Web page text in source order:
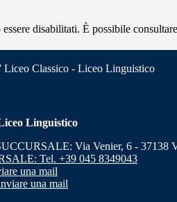
disabilitati. È possibile
Liceo Classico - Liceo Linguistico
Linguistico
Via Venier, 6 - 37138
Tel. +39 045 8349043
una mail
una mail